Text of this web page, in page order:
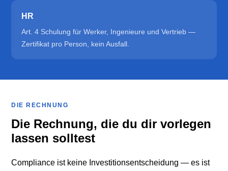
HR
Art. 4 Schulung für Werker, Ingenieure und Vertrieb —
Zertifikat pro Person, kein Ausfall.
DIE RECHNUNG
Die Rechnung, die du dir vorlegen
lassen solltest
Compliance ist keine Investitionsentscheidung — es ist